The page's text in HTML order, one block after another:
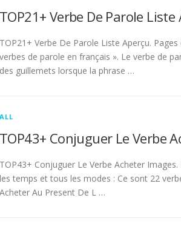
TOP21+ Verbe De Parole Liste
TOP21+ Verbe De Parole Liste Aperçu.
verbes de parole en français ». Le verbe de
des guillemets lorsque la phrase …
ALL
TOP43+ Conjuguer Le Verbe
TOP43+ Conjuguer Le Verbe Acheter
les temps et tous les modes : Ce sont 22
Acheter Au Present De L …